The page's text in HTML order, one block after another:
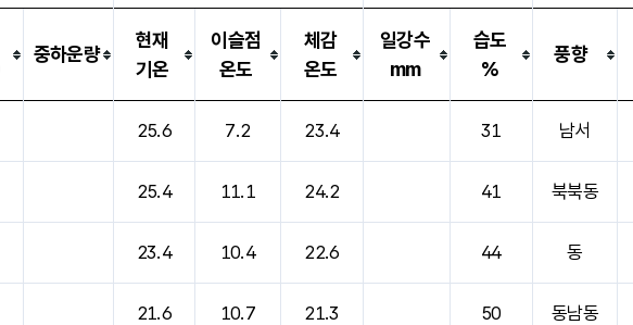
중하운량
현재
기온
이슬점
온도
체감
온도
일강수
mm
습도
%
풍향
25.6 7.2 23.4 31 남서
25.4 11.1 24.2 41 북북동
23.4 10.4 22.6 44 동
21.6 10.7 21.3 50 동남동